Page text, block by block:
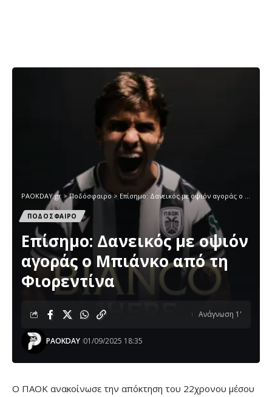
PAOKDAY.gr >Ποδόσφαιρο> Επίσημο: Δανεικός με οψιόν αγοράς ο Μπιάνκο από τη Φιορεντίνα
ΠΟΔΟΣΦΑΙΡΟ
Επίσημο: Δανεικός με οψιόν
αγοράς ο Μπιάνκο από τη
Φιορεντίνα
PAOKDAY 01/09/2025 18:35
Ανάγνωση 1'
Ο ΠΑΟΚ ανακοίνωσε την απόκτηση του 22χρονου μέσου